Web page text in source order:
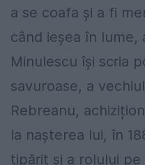
a se coafa și a fi
când ieșea în lume,
Minulescu își scria
savuroase, a
Rebreanu,
la nașterea lui, în
tipărit și a rolului